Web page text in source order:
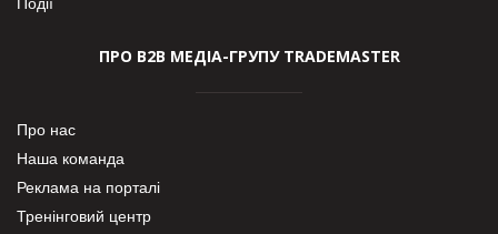
ПРО В2В МЕДІА-ГРУПУ TRADEMASTER
Про нас
Наша команда
Реклама на порталі
Тренінговий центр